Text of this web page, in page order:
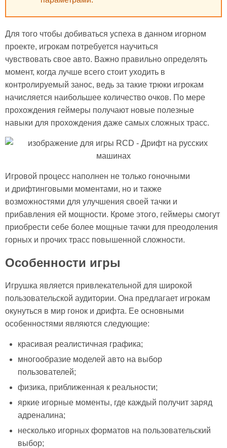
Для того чтобы добиваться успеха в данном игорном
проекте, игрокам потребуется научиться
чувствовать свое авто. Важно правильно определять
момент, когда лучше всего стоит уходить в
контролируемый занос, ведь за такие трюки игрокам
начисляется наибольшее количество очков. По мере
прохождения геймеры получают новые полезные
навыки для прохождения даже самых сложных трасс.
Игровой процесс наполнен не только гоночными
и дрифтинговыми моментами, но и также
возможностями для улучшения своей тачки и
прибавления ей мощности. Кроме этого, геймеры смогут
приобрести себе более мощные тачки для преодоления
горных и прочих трасс повышенной сложности.
Особенности игры
Игрушка является привлекательной для широкой
пользовательской аудитории. Она предлагает игрокам
окунуться в мир гонок и дрифта. Ее основными
особенностями являются следующие:
красивая реалистичная графика;
многообразие моделей авто на выбор
пользователей;
физика, приближенная к реальности;
яркие игорные моменты, где каждый получит заряд
адреналина;
несколько игорных форматов на пользовательский
выбор;